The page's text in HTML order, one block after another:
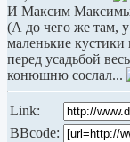
И Максим
(А до чего же там,
маленькие
перед усадьбой
конюшню сослал...
Link:
BBcode: